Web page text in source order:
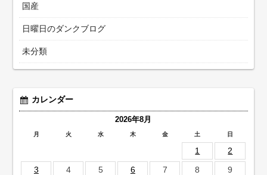
国産
日曜日のダンクブログ
未分類
カレンダー
2026年8月
月 火 水 木 金 土 日
1
2
3
4 5 6 7 8
9